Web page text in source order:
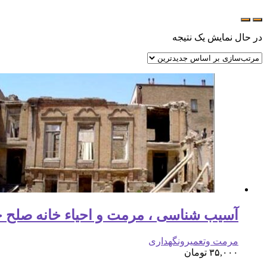
در حال نمایش یک نتیجه
آسیب شناسی ، مرمت و احیاء خانه صلح جو تبریز (
مرمت وتعمیرونگهداری
۳۵,۰۰۰ تومان